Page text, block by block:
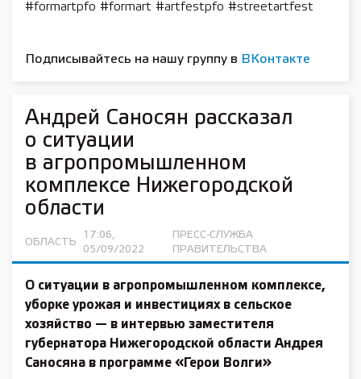
#formartpfo #formart #artfestpfo #streetartfest
Подписывайтесь на нашу группу в ВКонтакте
Андрей Саносян рассказал
о ситуации
в агропромышленном
комплексе Нижегородской
области
ОБЛАСТЬ
17:06,
05/09/2022
ПРЕСС-СЛУЖБА
ПРАВИТЕЛЬСТВА
О ситуации в агропромышленном комплексе,
уборке урожая и инвестициях в сельское
хозяйство — в интервью заместителя
губернатора Нижегородской области Андрея
Саносяна в программе «Герои Волги»